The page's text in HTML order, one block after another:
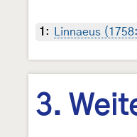
1 : Linnaeus
3.